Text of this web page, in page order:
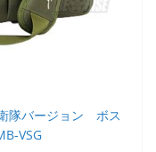
隊バージョン ボス
VSG